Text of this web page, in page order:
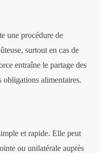
une procédure de
surtout en cas de
entraîne le partage des
obligations alimentaires.​
et rapide. Elle peut
ou unilatérale auprès